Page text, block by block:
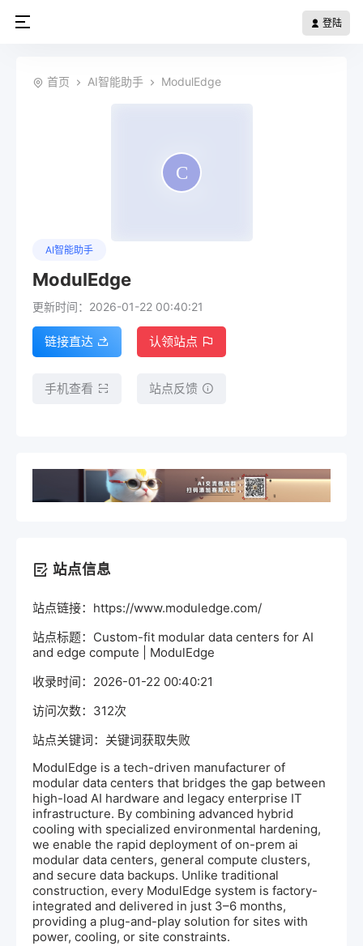
登陆
首页 AI智能助手 ModulEdge
AI智能助手
ModulEdge
更新时间：2026-01-22 00:40:21
链接直达 认领站点
手机查看 站点反馈
站点信息
站点链接：https://www.moduledge.com/
站点标题：Custom-fit modular data centers for AI
and edge compute | ModulEdge
收录时间：2026-01-22 00:40:21
访问次数：312次
站点关键词：关键词获取失败
ModulEdge is a tech-driven manufacturer of
modular data centers that bridges the gap between
high-load AI hardware and legacy enterprise IT
infrastructure. By combining advanced hybrid
cooling with specialized environmental hardening,
we enable the rapid deployment of on-prem ai
modular data centers, general compute clusters,
and secure data backups. Unlike traditional
construction, every ModulEdge system is factory-
integrated and delivered in just 3–6 months,
providing a plug-and-play solution for sites with
power, cooling, or site constraints.